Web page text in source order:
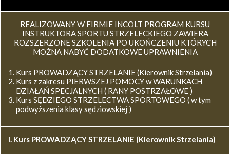
REALIZOWANY W FIRMIE INCOLT PROGRAM KURSU
INSTRUKTORA SPORTU STRZELECKIEGO ZAWIERA
ROZSZERZONE SZKOLENIA PO UKOŃCZENIU KTÓRYCH
MOŻNA NABYĆ DODATKOWE UPRAWNIENIA
Kurs PROWADZĄCY STRZELANIE (Kierownik Strzelania)
Kurs z zakresu PIERWSZEJ POMOCY w WARUNKACH
DZIAŁAŃ SPECJALNYCH ( RANY POSTRZAŁOWE )
Kurs SĘDZIEGO STRZELECTWA SPORTOWEGO ( w tym
podwyższenia klasy sędziowskiej )
I. Kurs PROWADZĄCY STRZELANIE (Kierownik Strzelania)